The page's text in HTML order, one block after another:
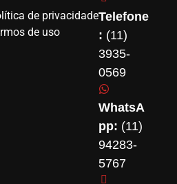
de privacidade
de uso
Telefone
: (11)
3935-
0569
WhatsA
pp: (11)
94283-
5767